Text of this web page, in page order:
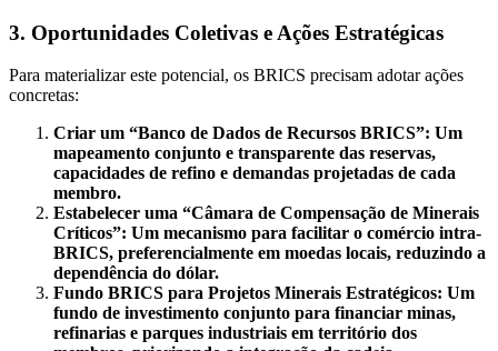
3. Oportunidades Coletivas e Ações Estratégicas
Para materializar este potencial, os BRICS precisam adotar ações
concretas:
Criar um “Banco de Dados de Recursos BRICS”: Um
mapeamento conjunto e transparente das reservas,
capacidades de refino e demandas projetadas de cada
membro.
Estabelecer uma “Câmara de Compensação de Minerais
Críticos”: Um mecanismo para facilitar o comércio intra-
BRICS, preferencialmente em moedas locais, reduzindo a
dependência do dólar.
Fundo BRICS para Projetos Minerais Estratégicos: Um
fundo de investimento conjunto para financiar minas,
refinarias e parques industriais em território dos